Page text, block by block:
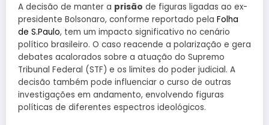
A decisão de manter a prisão de figuras ligadas ao ex-
presidente Bolsonaro, conforme reportado pela Folha
de S.Paulo, tem um impacto significativo no cenário
político brasileiro. O caso reacende a polarização e gera
debates acalorados sobre a atuação do Supremo
Tribunal Federal (STF) e os limites do poder judicial. A
decisão também pode influenciar o curso de outras
investigações em andamento, envolvendo figuras
políticas de diferentes espectros ideológicos.